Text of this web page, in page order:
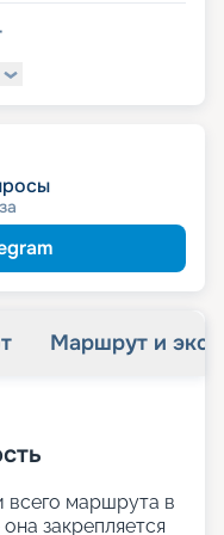
Маршрут и
маршрута в
закрепляется